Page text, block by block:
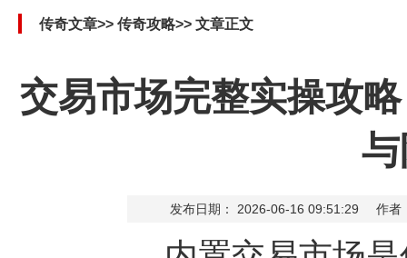
传奇文章>> 传奇攻略>> 文章正文
交易市场完整实操攻
发布日期： 2026-06-16 09:51:29 作者